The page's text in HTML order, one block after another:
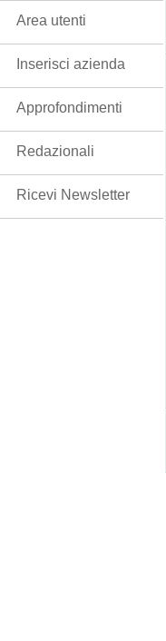
Area utenti
Inserisci azienda
Approfondimenti
Redazionali
Ricevi Newsletter